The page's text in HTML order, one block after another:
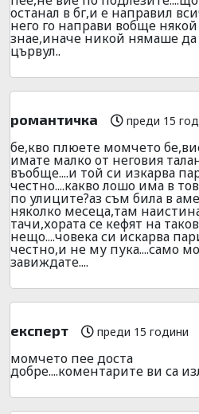
останал в бг,и е направил
него го направи вобще някой
знае,иначе никой нямаше да
цървул..
романтичка преди 15
бе,кво плюете момчето
имате малко от неговия
въобще....и той си изкарва
честно....какво лошо има в
по улиците?аз съм била в
няколко месеца,там
тачи,хората се кефят на
нещо....човека си искарва
честно,и не му пука....само
завиждате....
експерт преди 15 години
момчето пее доста
добре....коментарите ви са